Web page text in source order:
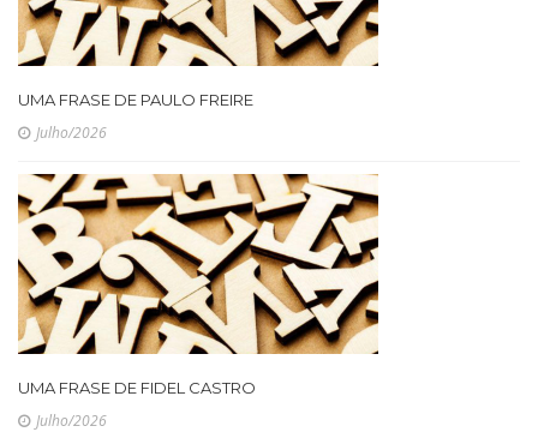
UMA FRASE DE PAULO FREIRE
Julho/2026
UMA FRASE DE FIDEL CASTRO
Julho/2026